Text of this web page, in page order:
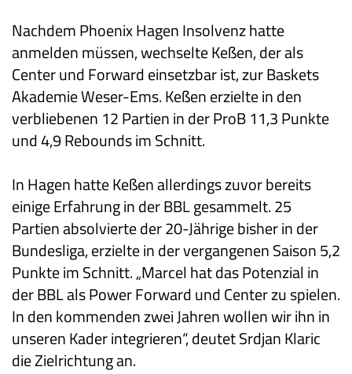
Nachdem Phoenix Hagen Insolvenz hatte
anmelden müssen, wechselte Keßen, der als
Center und Forward einsetzbar ist, zur Baskets
Akademie Weser-Ems. Keßen erzielte in den
verbliebenen 12 Partien in der ProB 11,3 Punkte
und 4,9 Rebounds im Schnitt.
In Hagen hatte Keßen allerdings zuvor bereits
einige Erfahrung in der BBL gesammelt. 25
Partien absolvierte der 20-Jährige bisher in der
Bundesliga, erzielte in der vergangenen Saison 5,2
Punkte im Schnitt. „Marcel hat das Potenzial in
der BBL als Power Forward und Center zu spielen.
In den kommenden zwei Jahren wollen wir ihn in
unseren Kader integrieren“, deutet Srdjan Klaric
die Zielrichtung an.